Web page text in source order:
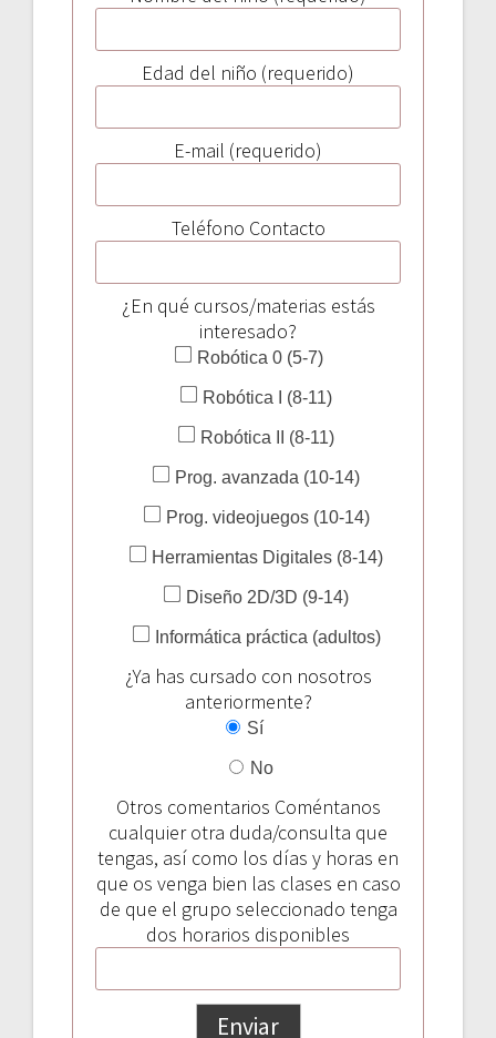
Edad del niño (requerido)
E-mail (requerido)
Teléfono Contacto
¿En qué cursos/materias estás
interesado?
Robótica 0 (5-7)
Robótica I (8-11)
Robótica II (8-11)
Prog. avanzada (10-14)
Prog. videojuegos (10-14)
Herramientas Digitales (8-14)
Diseño 2D/3D (9-14)
Informática práctica (adultos)
¿Ya has cursado con nosotros
anteriormente?
Sí
No
Otros comentarios Coméntanos
cualquier otra duda/consulta que
tengas, así como los días y horas en
que os venga bien las clases en caso
de que el grupo seleccionado tenga
dos horarios disponibles